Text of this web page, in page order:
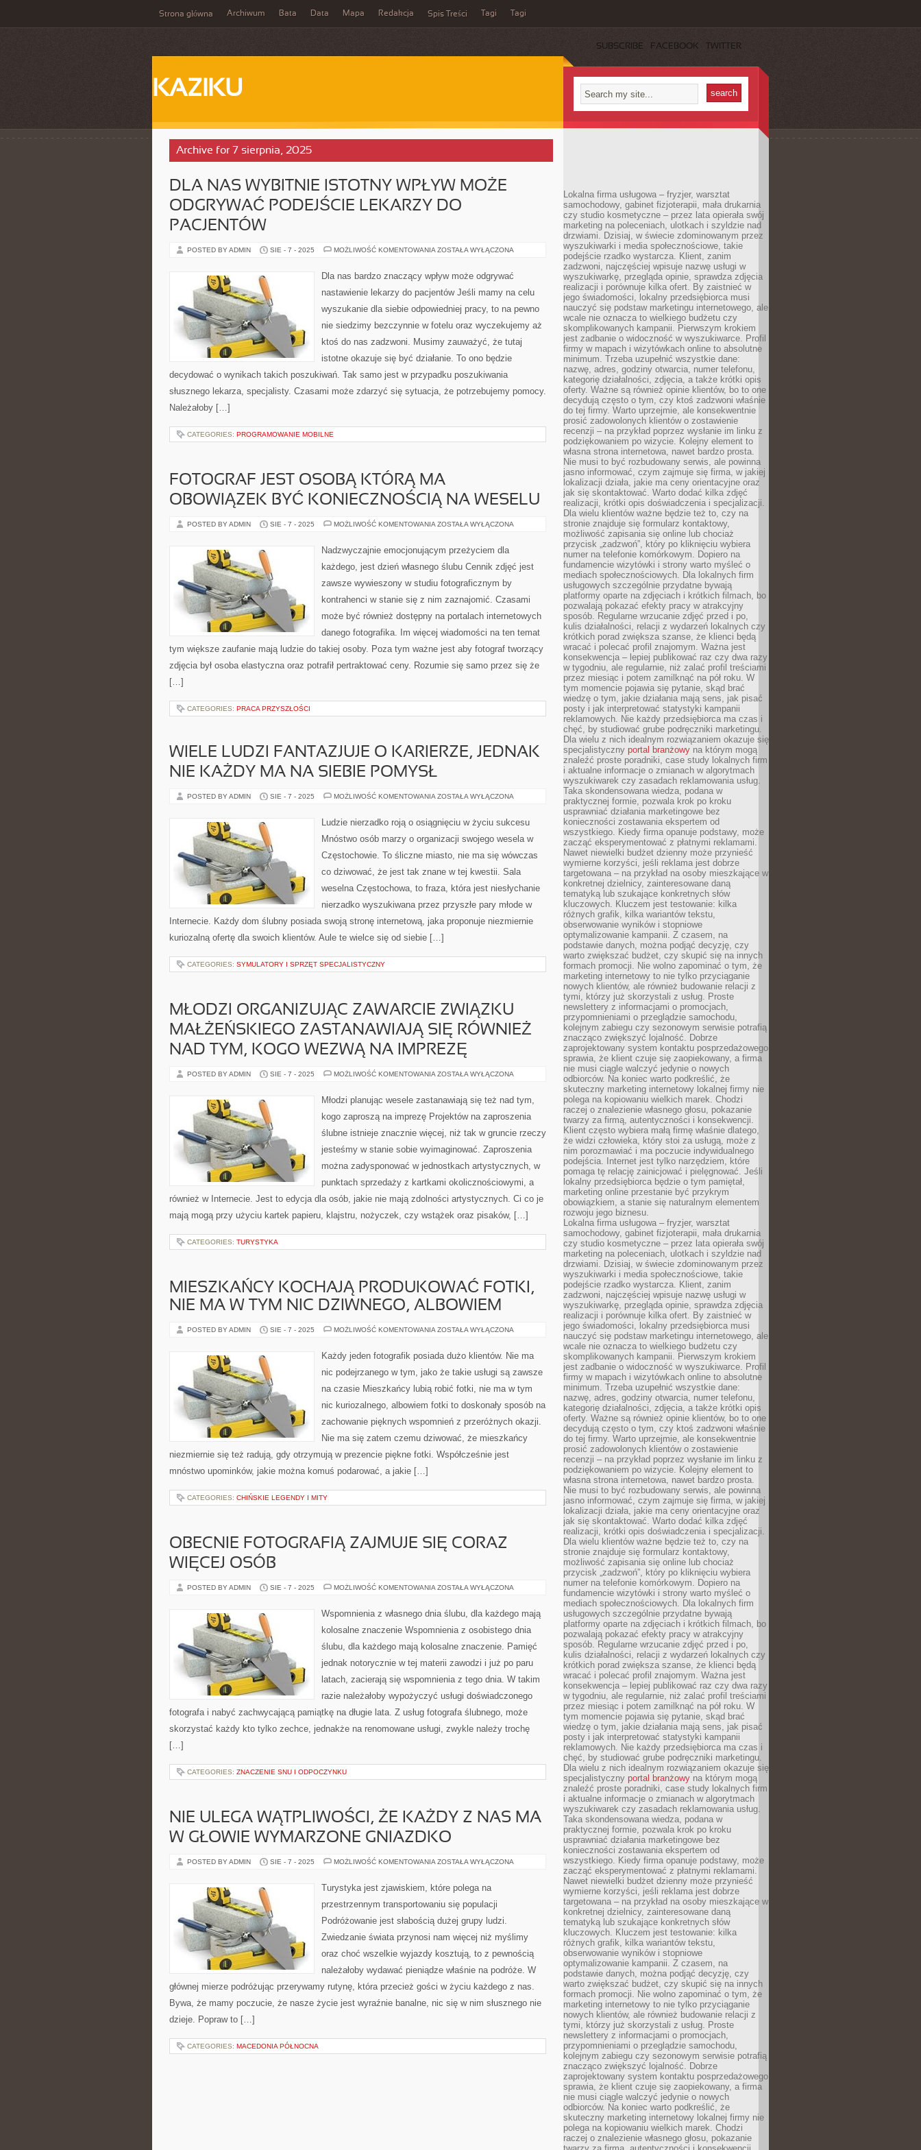
Strona główna Archiwum Bata Data Mapa Redakcja Spis Treści Tagi Tagi
SUBSCRIBE FACEBOOK TWITTER
KAZIKU
Archive for 7 sierpnia, 2025
DLA NAS WYBITNIE ISTOTNY WPŁYW MOŻE
ODGRYWAĆ PODEJŚCIE LEKARZY DO
PACJENTÓW
POSTED BY ADMIN SIE - 7 - 2025 MOŻLIWOŚĆ KOMENTOWANIA DLA
ISTOTNY
WPŁYW
ODGRYWAĆ
LEKARZY
PACJENTÓW
ZOSTAŁA WYŁĄCZONA
Dla nas bardzo znaczący wpływ może odgrywać
nastawienie lekarzy do pacjentów Jeśli mamy na celu
wyszukanie dla siebie odpowiedniej pracy, to na pewno
nie siedzimy bezczynnie w fotelu oraz wyczekujemy aż
ktoś do nas zadzwoni. Musimy zauważyć, że tutaj
istotne okazuje się być działanie. To ono będzie
decydować o wynikach takich poszukiwań. Tak samo jest w przypadku poszukiwania
słusznego lekarza, specjalisty. Czasami może zdarzyć się sytuacja, że potrzebujemy pomocy.
Należałoby […]
CATEGORIES: PROGRAMOWANIE MOBILNE
FOTOGRAF JEST OSOBĄ KTÓRĄ MA
OBOWIĄZEK BYĆ KONIECZNOŚCIĄ NA WESELU
POSTED BY ADMIN SIE - 7 - 2025 MOŻLIWOŚĆ KOMENTOWANIA FOTOGRAF
MA
BYĆ
NA
ZOSTAŁA WYŁĄCZONA
Nadzwyczajnie emocjonującym przeżyciem dla
każdego, jest dzień własnego ślubu Cennik zdjęć jest
zawsze wywieszony w studiu fotograficznym by
kontrahenci w stanie się z nim zaznajomić. Czasami
może być również dostępny na portalach internetowych
danego fotografika. Im więcej wiadomości na ten temat
tym większe zaufanie mają ludzie do takiej osoby. Poza tym ważne jest aby fotograf tworzący
zdjęcia był osoba elastyczna oraz potrafił pertraktować ceny. Rozumie się samo przez się że
[…]
CATEGORIES: PRACA PRZYSZŁOŚCI
WIELE LUDZI FANTAZJUJE O KARIERZE, JEDNAK
NIE KAŻDY MA NA SIEBIE POMYSŁ
POSTED BY ADMIN SIE - 7 - 2025 MOŻLIWOŚĆ KOMENTOWANIA WIELE
KARIERZE,
NIE
MA
SIEBIE
POMYSŁ
ZOSTAŁA WYŁĄCZONA
Ludzie nierzadko roją o osiągnięciu w życiu sukcesu
Mnóstwo osób marzy o organizacji swojego wesela w
Częstochowie. To śliczne miasto, nie ma się wówczas
co dziwować, że jest tak znane w tej kwestii. Sala
weselna Częstochowa, to fraza, która jest niesłychanie
nierzadko wyszukiwana przez przyszłe pary młode w
Internecie. Każdy dom ślubny posiada swoją stronę internetową, jaka proponuje niezmiernie
kuriozalną ofertę dla swoich klientów. Aule te wielce się od siebie […]
CATEGORIES: SYMULATORY I SPRZĘT SPECJALISTYCZNY
MŁODZI ORGANIZUJĄC ZAWARCIE ZWIĄZKU
MAŁŻEŃSKIEGO ZASTANAWIAJĄ SIĘ RÓWNIEŻ
NAD TYM, KOGO WEZWĄ NA IMPREZĘ
POSTED BY ADMIN SIE - 7 - 2025 MOŻLIWOŚĆ KOMENTOWANIA MŁODZI
ZWIĄZKU
MAŁŻEŃSKIEGO
SIĘ
NAD
KOGO
WEZWĄ
NA
IMPREZĘ
ZOSTAŁA WYŁĄCZONA
Młodzi planując wesele zastanawiają się też nad tym,
kogo zaproszą na imprezę Projektów na zaproszenia
ślubne istnieje znacznie więcej, niż tak w gruncie rzeczy
jesteśmy w stanie sobie wyimaginować. Zaproszenia
można zadysponować w jednostkach artystycznych, w
punktach sprzedaży z kartkami okolicznościowymi, a
również w Internecie. Jest to edycja dla osób, jakie nie mają zdolności artystycznych. Ci co je
mają mogą przy użyciu kartek papieru, klajstru, nożyczek, czy wstążek oraz pisaków, […]
CATEGORIES: TURYSTYKA
MIESZKAŃCY KOCHAJĄ PRODUKOWAĆ FOTKI,
NIE MA W TYM NIC DZIWNEGO, ALBOWIEM
POSTED BY ADMIN SIE - 7 - 2025 MOŻLIWOŚĆ KOMENTOWANIA MIESZKAŃCY
FOTKI,
NIE
W
NIC
ALBOWIEM
ZOSTAŁA WYŁĄCZONA
Każdy jeden fotografik posiada dużo klientów. Nie ma
nic podejrzanego w tym, jako że takie usługi są zawsze
na czasie Mieszkańcy lubią robić fotki, nie ma w tym
nic kuriozalnego, albowiem fotki to doskonały sposób na
zachowanie pięknych wspomnień z przeróżnych okazji.
Nie ma się zatem czemu dziwować, że mieszkańcy
niezmiernie się też radują, gdy otrzymują w prezencie piękne fotki. Współcześnie jest
mnóstwo upominków, jakie można komuś podarować, a jakie […]
CATEGORIES: CHIŃSKIE LEGENDY I MITY
OBECNIE FOTOGRAFIĄ ZAJMUJE SIĘ CORAZ
WIĘCEJ OSÓB
POSTED BY ADMIN SIE - 7 - 2025 MOŻLIWOŚĆ KOMENTOWANIA OBECNIE
SIĘ
CORAZ
OSÓB
ZOSTAŁA WYŁĄCZONA
Wspomnienia z własnego dnia ślubu, dla każdego mają
kolosalne znaczenie Wspomnienia z osobistego dnia
ślubu, dla każdego mają kolosalne znaczenie. Pamięć
jednak notorycznie w tej materii zawodzi i już po paru
latach, zacierają się wspomnienia z tego dnia. W takim
razie należałoby wypożyczyć usługi doświadczonego
fotografa i nabyć zachwycającą pamiątkę na długie lata. Z usług fotografa ślubnego, może
skorzystać każdy kto tylko zechce, jednakże na renomowane usługi, zwykle należy trochę
[…]
CATEGORIES: ZNACZENIE SNU I ODPOCZYNKU
NIE ULEGA WĄTPLIWOŚCI, ŻE KAŻDY Z NAS MA
W GŁOWIE WYMARZONE GNIAZDKO
POSTED BY ADMIN SIE - 7 - 2025 MOŻLIWOŚĆ KOMENTOWANIA NIE
ŻE
KAŻDY
NAS
W
WYMARZONE
GNIAZDKO
ZOSTAŁA WYŁĄCZONA
Turystyka jest zjawiskiem, które polega na
przestrzennym transportowaniu się populacji
Podróżowanie jest słabością dużej grupy ludzi.
Zwiedzanie świata przynosi nam więcej niż myślimy
oraz choć wszelkie wyjazdy kosztują, to z pewnością
należałoby wydawać pieniądze właśnie na podróże. W
głównej mierze podróżując przerywamy rutynę, która przecież gości w życiu każdego z nas.
Bywa, że mamy poczucie, że nasze życie jest wyraźnie banalne, nic się w nim słusznego nie
dzieje. Popraw to […]
CATEGORIES: MACEDONIA PÓŁNOCNA
Lokalna firma usługowa – fryzjer, warsztat
samochodowy, gabinet fizjoterapii, mała drukarnia
czy studio kosmetyczne – przez lata opierała swój
marketing na poleceniach, ulotkach i szyldzie nad
drzwiami. Dzisiaj, w świecie zdominowanym przez
wyszukiwarki i media społecznościowe, takie
podejście rzadko wystarcza. Klient, zanim
zadzwoni, najczęściej wpisuje nazwę usługi w
wyszukiwarkę, przegląda opinie, sprawdza zdjęcia
realizacji i porównuje kilka ofert. By zaistnieć w
jego świadomości, lokalny przedsiębiorca musi
nauczyć się podstaw marketingu internetowego, ale
wcale nie oznacza to wielkiego budżetu czy
skomplikowanych kampanii. Pierwszym krokiem
jest zadbanie o widoczność w wyszukiwarce. Profil
firmy w mapach i wizytówkach online to absolutne
minimum. Trzeba uzupełnić wszystkie dane:
nazwę, adres, godziny otwarcia, numer telefonu,
kategorię działalności, zdjęcia, a także krótki opis
oferty. Ważne są również opinie klientów, bo to one
decydują często o tym, czy ktoś zadzwoni właśnie
do tej firmy. Warto uprzejmie, ale konsekwentnie
prosić zadowolonych klientów o zostawienie
recenzji – na przykład poprzez wysłanie im linku z
podziękowaniem po wizycie. Kolejny element to
własna strona internetowa, nawet bardzo prosta.
Nie musi to być rozbudowany serwis, ale powinna
jasno informować, czym zajmuje się firma, w jakiej
lokalizacji działa, jakie ma ceny orientacyjne oraz
jak się skontaktować. Warto dodać kilka zdjęć
realizacji, krótki opis doświadczenia i specjalizacji.
Dla wielu klientów ważne będzie też to, czy na
stronie znajduje się formularz kontaktowy,
możliwość zapisania się online lub chociaż
przycisk „zadzwoń”, który po kliknięciu wybiera
numer na telefonie komórkowym. Dopiero na
fundamencie wizytówki i strony warto myśleć o
mediach społecznościowych. Dla lokalnych firm
usługowych szczególnie przydatne bywają
platformy oparte na zdjęciach i krótkich filmach, bo
pozwalają pokazać efekty pracy w atrakcyjny
sposób. Regularne wrzucanie zdjęć przed i po,
kulis działalności, relacji z wydarzeń lokalnych czy
krótkich porad zwiększa szanse, że klienci będą
wracać i polecać profil znajomym. Ważna jest
konsekwencja – lepiej publikować raz czy dwa razy
w tygodniu, ale regularnie, niż zalać profil treściami
przez miesiąc i potem zamilknąć na pół roku. W
tym momencie pojawia się pytanie, skąd brać
wiedzę o tym, jakie działania mają sens, jak pisać
posty i jak interpretować statystyki kampanii
reklamowych. Nie każdy przedsiębiorca ma czas i
chęć, by studiować grube podręczniki marketingu.
Dla wielu z nich idealnym rozwiązaniem okazuje się
specjalistyczny portal branżowy na którym mogą
znaleźć proste poradniki, case study lokalnych firm
i aktualne informacje o zmianach w algorytmach
wyszukiwarek czy zasadach reklamowania usług.
Taka skondensowana wiedza, podana w
praktycznej formie, pozwala krok po kroku
usprawniać działania marketingowe bez
konieczności zostawania ekspertem od
wszystkiego. Kiedy firma opanuje podstawy, może
zacząć eksperymentować z płatnymi reklamami.
Nawet niewielki budżet dzienny może przynieść
wymierne korzyści, jeśli reklama jest dobrze
targetowana – na przykład na osoby mieszkające w
konkretnej dzielnicy, zainteresowane daną
tematyką lub szukające konkretnych słów
kluczowych. Kluczem jest testowanie: kilka
różnych grafik, kilka wariantów tekstu,
obserwowanie wyników i stopniowe
optymalizowanie kampanii. Z czasem, na
podstawie danych, można podjąć decyzję, czy
warto zwiększać budżet, czy skupić się na innych
formach promocji. Nie wolno zapominać o tym, że
marketing internetowy to nie tylko przyciąganie
nowych klientów, ale również budowanie relacji z
tymi, którzy już skorzystali z usług. Proste
newslettery z informacjami o promocjach,
przypomnieniami o przeglądzie samochodu,
kolejnym zabiegu czy sezonowym serwisie potrafią
znacząco zwiększyć lojalność. Dobrze
zaprojektowany system kontaktu posprzedażowego
sprawia, że klient czuje się zaopiekowany, a firma
nie musi ciągle walczyć jedynie o nowych
odbiorców. Na koniec warto podkreślić, że
skuteczny marketing internetowy lokalnej firmy nie
polega na kopiowaniu wielkich marek. Chodzi
raczej o znalezienie własnego głosu, pokazanie
twarzy za firmą, autentyczności i konsekwencji.
Klient często wybiera małą firmę właśnie dlatego,
że widzi człowieka, który stoi za usługą, może z
nim porozmawiać i ma poczucie indywidualnego
podejścia. Internet jest tylko narzędziem, które
pomaga tę relację zainicjować i pielęgnować. Jeśli
lokalny przedsiębiorca będzie o tym pamiętał,
marketing online przestanie być przykrym
obowiązkiem, a stanie się naturalnym elementem
rozwoju jego biznesu.
Lokalna firma usługowa – fryzjer, warsztat
samochodowy, gabinet fizjoterapii, mała drukarnia
czy studio kosmetyczne – przez lata opierała swój
marketing na poleceniach, ulotkach i szyldzie nad
drzwiami. Dzisiaj, w świecie zdominowanym przez
wyszukiwarki i media społecznościowe, takie
podejście rzadko wystarcza. Klient, zanim
zadzwoni, najczęściej wpisuje nazwę usługi w
wyszukiwarkę, przegląda opinie, sprawdza zdjęcia
realizacji i porównuje kilka ofert. By zaistnieć w
jego świadomości, lokalny przedsiębiorca musi
nauczyć się podstaw marketingu internetowego, ale
wcale nie oznacza to wielkiego budżetu czy
skomplikowanych kampanii. Pierwszym krokiem
jest zadbanie o widoczność w wyszukiwarce. Profil
firmy w mapach i wizytówkach online to absolutne
minimum. Trzeba uzupełnić wszystkie dane:
nazwę, adres, godziny otwarcia, numer telefonu,
kategorię działalności, zdjęcia, a także krótki opis
oferty. Ważne są również opinie klientów, bo to one
decydują często o tym, czy ktoś zadzwoni właśnie
do tej firmy. Warto uprzejmie, ale konsekwentnie
prosić zadowolonych klientów o zostawienie
recenzji – na przykład poprzez wysłanie im linku z
podziękowaniem po wizycie. Kolejny element to
własna strona internetowa, nawet bardzo prosta.
Nie musi to być rozbudowany serwis, ale powinna
jasno informować, czym zajmuje się firma, w jakiej
lokalizacji działa, jakie ma ceny orientacyjne oraz
jak się skontaktować. Warto dodać kilka zdjęć
realizacji, krótki opis doświadczenia i specjalizacji.
Dla wielu klientów ważne będzie też to, czy na
stronie znajduje się formularz kontaktowy,
możliwość zapisania się online lub chociaż
przycisk „zadzwoń”, który po kliknięciu wybiera
numer na telefonie komórkowym. Dopiero na
fundamencie wizytówki i strony warto myśleć o
mediach społecznościowych. Dla lokalnych firm
usługowych szczególnie przydatne bywają
platformy oparte na zdjęciach i krótkich filmach, bo
pozwalają pokazać efekty pracy w atrakcyjny
sposób. Regularne wrzucanie zdjęć przed i po,
kulis działalności, relacji z wydarzeń lokalnych czy
krótkich porad zwiększa szanse, że klienci będą
wracać i polecać profil znajomym. Ważna jest
konsekwencja – lepiej publikować raz czy dwa razy
w tygodniu, ale regularnie, niż zalać profil treściami
przez miesiąc i potem zamilknąć na pół roku. W
tym momencie pojawia się pytanie, skąd brać
wiedzę o tym, jakie działania mają sens, jak pisać
posty i jak interpretować statystyki kampanii
reklamowych. Nie każdy przedsiębiorca ma czas i
chęć, by studiować grube podręczniki marketingu.
Dla wielu z nich idealnym rozwiązaniem okazuje się
specjalistyczny portal branżowy na którym mogą
znaleźć proste poradniki, case study lokalnych firm
i aktualne informacje o zmianach w algorytmach
wyszukiwarek czy zasadach reklamowania usług.
Taka skondensowana wiedza, podana w
praktycznej formie, pozwala krok po kroku
usprawniać działania marketingowe bez
konieczności zostawania ekspertem od
wszystkiego. Kiedy firma opanuje podstawy, może
zacząć eksperymentować z płatnymi reklamami.
Nawet niewielki budżet dzienny może przynieść
wymierne korzyści, jeśli reklama jest dobrze
targetowana – na przykład na osoby mieszkające w
konkretnej dzielnicy, zainteresowane daną
tematyką lub szukające konkretnych słów
kluczowych. Kluczem jest testowanie: kilka
różnych grafik, kilka wariantów tekstu,
obserwowanie wyników i stopniowe
optymalizowanie kampanii. Z czasem, na
podstawie danych, można podjąć decyzję, czy
warto zwiększać budżet, czy skupić się na innych
formach promocji. Nie wolno zapominać o tym, że
marketing internetowy to nie tylko przyciąganie
nowych klientów, ale również budowanie relacji z
tymi, którzy już skorzystali z usług. Proste
newslettery z informacjami o promocjach,
przypomnieniami o przeglądzie samochodu,
kolejnym zabiegu czy sezonowym serwisie potrafią
znacząco zwiększyć lojalność. Dobrze
zaprojektowany system kontaktu posprzedażowego
sprawia, że klient czuje się zaopiekowany, a firma
nie musi ciągle walczyć jedynie o nowych
odbiorców. Na koniec warto podkreślić, że
skuteczny marketing internetowy lokalnej firmy nie
polega na kopiowaniu wielkich marek. Chodzi
raczej o znalezienie własnego głosu, pokazanie